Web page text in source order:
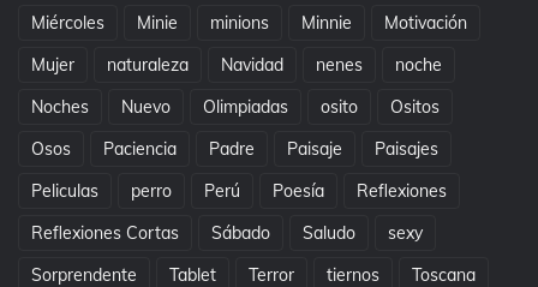
Miércoles
Minie minions Minnie
Motivación
Mujer
naturaleza Navidad nenes
noche
Noches
Nuevo Olimpiadas osito
Ositos
Osos
Paciencia Padre Paisaje
Paisajes
Peliculas
perro Perú Poesía
Reflexiones
Reflexiones Cortas
Sábado Saludo
sexy
Sorprendente
Tablet Terror tiernos
Toscana